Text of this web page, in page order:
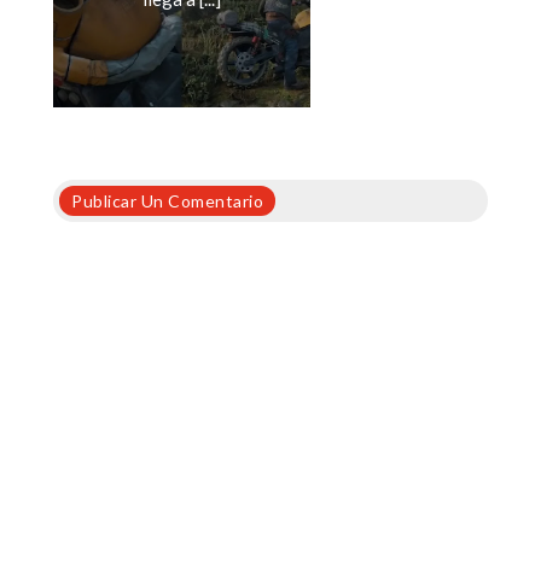
Publicar Un Comentario